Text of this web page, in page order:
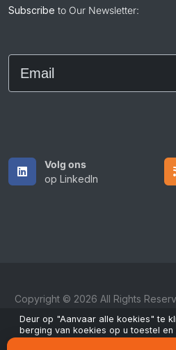
Subscribe to Our Newsletter:
Email
Volg ons
op LinkedIn
Copyright © 2026 All Rights
Pty Ltd.
Bepalings en Voorwaardes /
Deur op "Aanvaar alle koekies" te
berging van koekies op u toestel